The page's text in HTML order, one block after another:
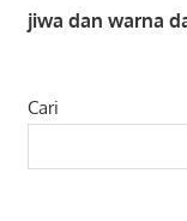
jiwa dan warna
Cari